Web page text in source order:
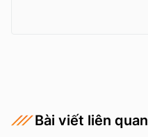
Bài viết liên quan